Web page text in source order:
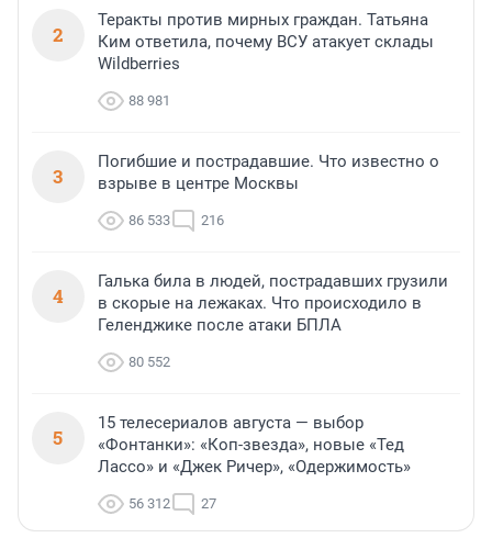
2
Теракты против мирных граждан. Татьяна
Ким ответила, почему ВСУ атакует склады
Wildberries
88 981
3
Погибшие и пострадавшие. Что известно о
взрыве в центре Москвы
86 533 216
4
Галька била в людей, пострадавших грузили
в скорые на лежаках. Что происходило в
Геленджике после атаки БПЛА
80 552
5
15 телесериалов августа — выбор
«Фонтанки»: «Коп-звезда», новые «Тед
Лассо» и «Джек Ричер», «Одержимость»
56 312 27